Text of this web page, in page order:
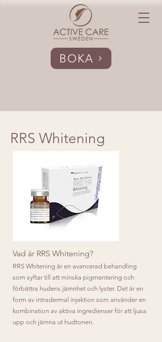
BOKA
RRS Whitening
Vad är RRS Whitening?
RRS Whitening är en avancerad behandling
som syftar till att minska pigmentering och
förbättra hudens jämnhet och lyster. Det är en
form av intradermal injektion som använder en
kombination av aktiva ingredienser för att ljusa
upp och jämna ut hudtonen.